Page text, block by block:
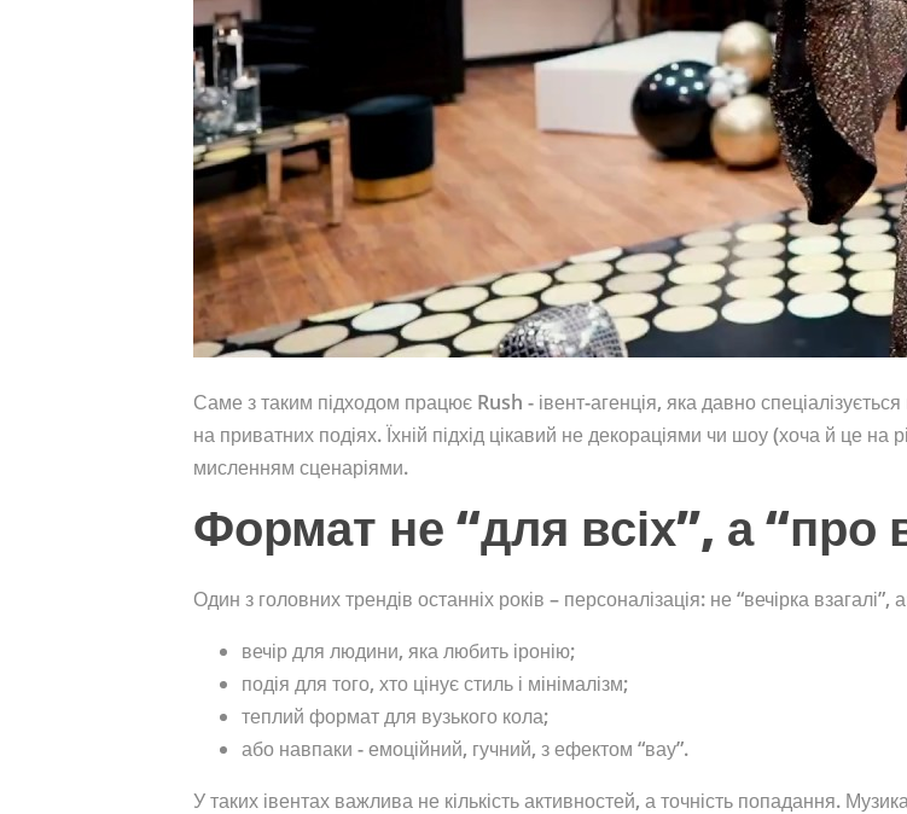
Саме з таким підходом працює Rush - івент-агенція, яка давно спеціалізується
на приватних подіях. Їхній підхід цікавий не декораціями чи шоу (хоча й це на
мисленням сценаріями.
Формат не “для всіх”, а “про
Один з головних трендів останніх років – персоналізація: не “вечірка взагалі”,
вечір для людини, яка любить іронію;
подія для того, хто цінує стиль і мінімалізм;
теплий формат для вузького кола;
або навпаки - емоційний, гучний, з ефектом “вау”.
У таких івентах важлива не кількість активностей, а точність попадання.